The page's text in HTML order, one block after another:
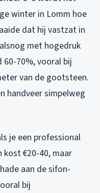
winter in Lomm hoe
dat hij vastzat in
met hogedruk
70%, vooral bij
van de gootsteen.
handveer simpelweg
je een professional
kost €20-40, maar
aan de sifon-
bij